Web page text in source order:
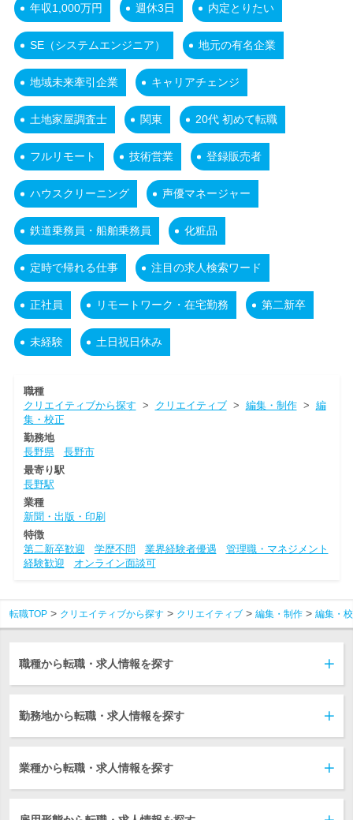
年収1,000万円 週休3日 内定とりたい
SE（システムエンジニア） 地元の有名企業
地域未来牽引企業 キャリアチェンジ
土地家屋調査士 関東 20代 初めて転職
フルリモート 技術営業 登録販売者
ハウスクリーニング 声優マネージャー
鉄道乗務員・船舶乗務員 化粧品
定時で帰れる仕事 注目の求人検索ワード
正社員 リモートワーク・在宅勤務 第二新卒
未経験 土日祝日休み
職種
クリエイティブから探す > クリエイティブ> 編集・制作> 編
集・校正
勤務地
長野県
長野市
最寄り駅
長野駅
業種
新聞・出版・印刷
特徴
第二新卒歓迎
学歴不問 業界経験者優遇
管理職・マネジメント
経験歓迎
オンライン面談可
転職TOP クリエイティブから探す クリエイティブ 編集・制作 編集・
職種から転職・求人情報を探す
勤務地から転職・求人情報を探す
業種から転職・求人情報を探す